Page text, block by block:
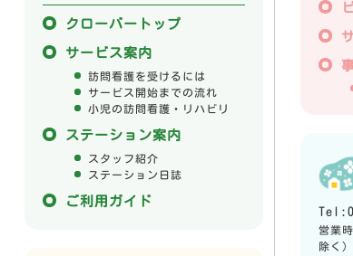
クローバートップ
サービス案内
訪問看護を受けるには
サービス開始までの流れ
小児の訪問看護・リハビリ
ステーション案内
スタッフ紹介
ステーション日誌
ご利用ガイド
営業
除く)